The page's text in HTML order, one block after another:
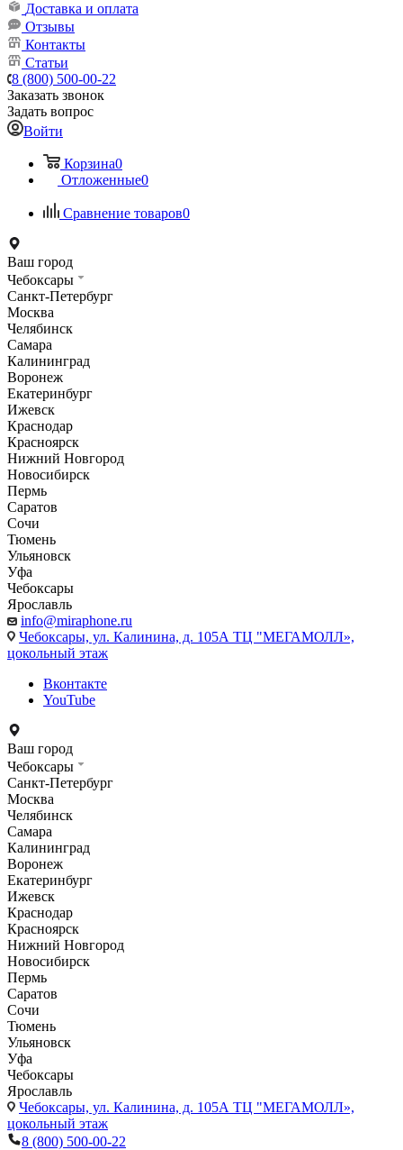
Доставка и оплата
Отзывы
Контакты
Статьи
8 (800) 500-00-22
Заказать звонок
Задать вопрос
Войти
Корзина0
Отложенные0
Сравнение товаров0
Ваш город
Чебоксары
Санкт-Петербург
Москва
Челябинск
Самара
Калининград
Воронеж
Екатеринбург
Ижевск
Краснодар
Красноярск
Нижний Новгород
Новосибирск
Пермь
Саратов
Сочи
Тюмень
Ульяновск
Уфа
Чебоксары
Ярославль
info@miraphone.ru
Чебоксары, ул. Калинина, д. 105А ТЦ "МЕГАМОЛЛ»,
цокольный этаж
Вконтакте
YouTube
Ваш город
Чебоксары
Санкт-Петербург
Москва
Челябинск
Самара
Калининград
Воронеж
Екатеринбург
Ижевск
Краснодар
Красноярск
Нижний Новгород
Новосибирск
Пермь
Саратов
Сочи
Тюмень
Ульяновск
Уфа
Чебоксары
Ярославль
Чебоксары, ул. Калинина, д. 105А ТЦ "МЕГАМОЛЛ»,
цокольный этаж
8 (800) 500-00-22